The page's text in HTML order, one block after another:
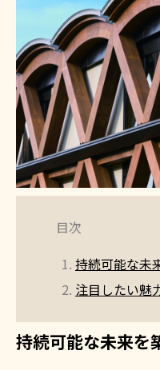
目次
持続可能な未
注目したい魅
持続可能な未来を